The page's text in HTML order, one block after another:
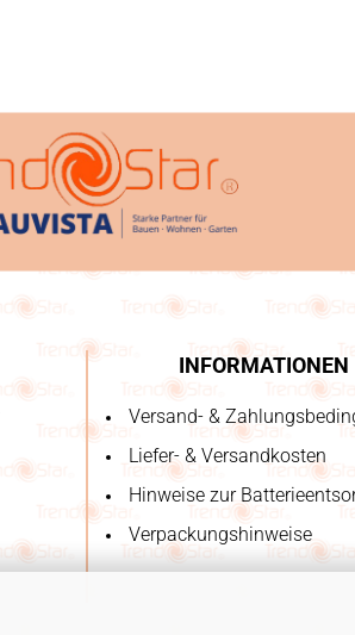
INFORMATIONEN
Versand- &
Liefer- & Versandkosten
Hinweise zur
Verpackungshinweise